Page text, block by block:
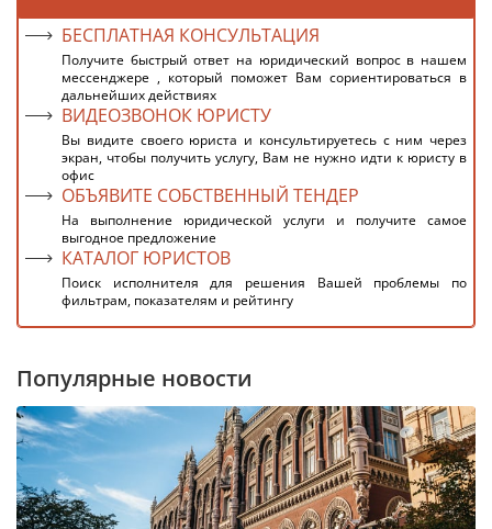
БЕСПЛАТНАЯ КОНСУЛЬТАЦИЯ
Получите быстрый ответ на юридический вопрос в нашем
мессенджере , который поможет Вам сориентироваться в
дальнейших действиях
ВИДЕОЗВОНОК ЮРИСТУ
Вы видите своего юриста и консультируетесь с ним через
экран, чтобы получить услугу, Вам не нужно идти к юристу в
офис
ОБЪЯВИТЕ СОБСТВЕННЫЙ ТЕНДЕР
На выполнение юридической услуги и получите самое
выгодное предложение
КАТАЛОГ ЮРИСТОВ
Поиск исполнителя для решения Вашей проблемы по
фильтрам, показателям и рейтингу
Популярные новости